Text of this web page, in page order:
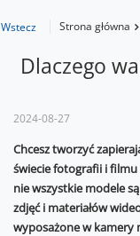
Wstecz Strona główna
Dlaczego
2024-08-27
Chcesz tworzyć
świecie fotografii i filmu
nie wszystkie modele
zdjęć i materiałów
wyposażone w kamery